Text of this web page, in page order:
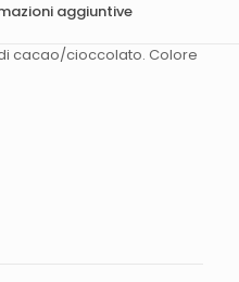
aggiuntive
cacao/cioccolato. Colore